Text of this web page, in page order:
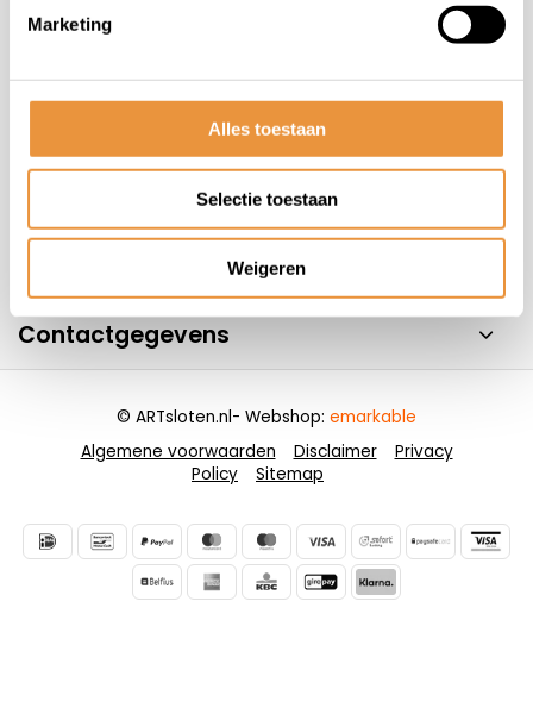
Marketing
Alles toestaan
Selectie toestaan
Weigeren
info@artsloten.nl
Handige pagina's
Contactgegevens
Algemene voorwaarden Disclaimer
Privacy
Policy
Sitemap
© ARTsloten.nl- Webshop: emarkable